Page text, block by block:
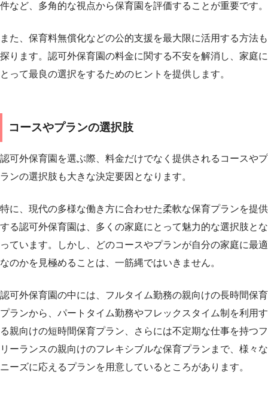
件など、多角的な視点から保育園を評価することが重要です。
また、保育料無償化などの公的支援を最大限に活用する方法も
探ります。認可外保育園の料金に関する不安を解消し、家庭に
とって最良の選択をするためのヒントを提供します。
コースやプランの選択肢
認可外保育園を選ぶ際、料金だけでなく提供されるコースやプ
ランの選択肢も大きな決定要因となります。
特に、現代の多様な働き方に合わせた柔軟な保育プランを提供
する認可外保育園は、多くの家庭にとって魅力的な選択肢とな
っています。しかし、どのコースやプランが自分の家庭に最適
なのかを見極めることは、一筋縄ではいきません。
認可外保育園の中には、フルタイム勤務の親向けの長時間保育
プランから、パートタイム勤務やフレックスタイム制を利用す
る親向けの短時間保育プラン、さらには不定期な仕事を持つフ
リーランスの親向けのフレキシブルな保育プランまで、様々な
ニーズに応えるプランを用意しているところがあります。